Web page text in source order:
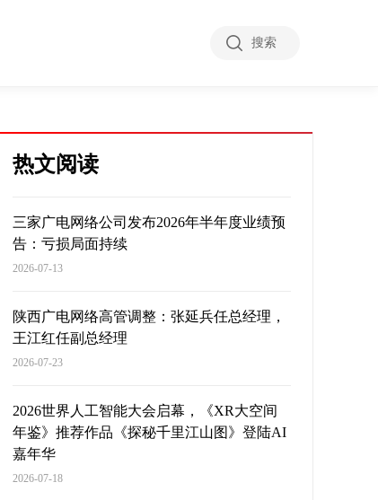
搜索
热文阅读
三家广电网络公司发布2026年半年度业绩预
告：亏损局面持续
2026-07-13
陕西广电网络高管调整：张延兵任总经理，
王江红任副总经理
2026-07-23
2026世界人工智能大会启幕，《XR大空间
年鉴》推荐作品《探秘千里江山图》登陆AI
嘉年华
2026-07-18